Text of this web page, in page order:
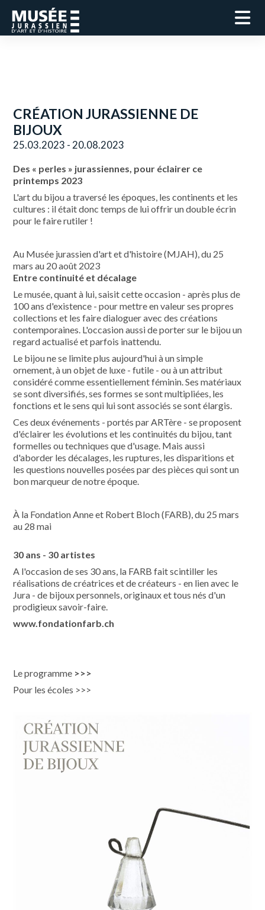
CRÉATION JURASSIENNE DE
BIJOUX
25.03.2023 - 20.08.2023
Des « perles » jurassiennes, pour éclairer ce
printemps 2023
L'art du bijou a traversé les époques, les continents et les
cultures : il était donc temps de lui offrir un double écrin
pour le faire rutiler !
Au Musée jurassien d'art et d'histoire (MJAH), du 25
mars au 20 août 2023
Entre continuité et décalage
Le musée, quant à lui, saisit cette occasion - après plus de
100 ans d'existence - pour mettre en valeur ses propres
collections et les faire dialoguer avec des créations
contemporaines. L'occasion aussi de porter sur le bijou un
regard actualisé et parfois inattendu.
Le bijou ne se limite plus aujourd'hui à un simple
ornement, à un objet de luxe - futile - ou à un attribut
considéré comme essentiellement féminin. Ses matériaux
se sont diversifiés, ses formes se sont multipliées, les
fonctions et le sens qui lui sont associés se sont élargis.
Ces deux événements - portés par ARTère - se proposent
d'éclairer les évolutions et les continuités du bijou, tant
formelles ou techniques que d'usage. Mais aussi
d'aborder les décalages, les ruptures, les disparitions et
les questions nouvelles posées par des pièces qui sont un
bon marqueur de notre époque.
À la Fondation Anne et Robert Bloch (FARB), du 25 mars
au 28 mai
30 ans - 30 artistes
A l'occasion de ses 30 ans, la FARB fait scintiller les
réalisations de créatrices et de créateurs - en lien avec le
Jura - de bijoux personnels, originaux et tous nés d'un
prodigieux savoir-faire.
www.fondationfarb.ch
Le programme >>>
Pour les écoles >>>